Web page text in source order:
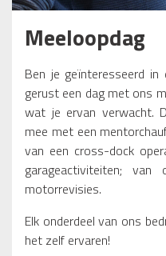
Meeloopdag
Ben je geïnteresseerd
gerust een dag met ons
wat je ervan verwacht.
mee met een
van een cross-dock
garageactiviteiten; van
motorrevisies.
Elk onderdeel van ons
het zelf ervaren!